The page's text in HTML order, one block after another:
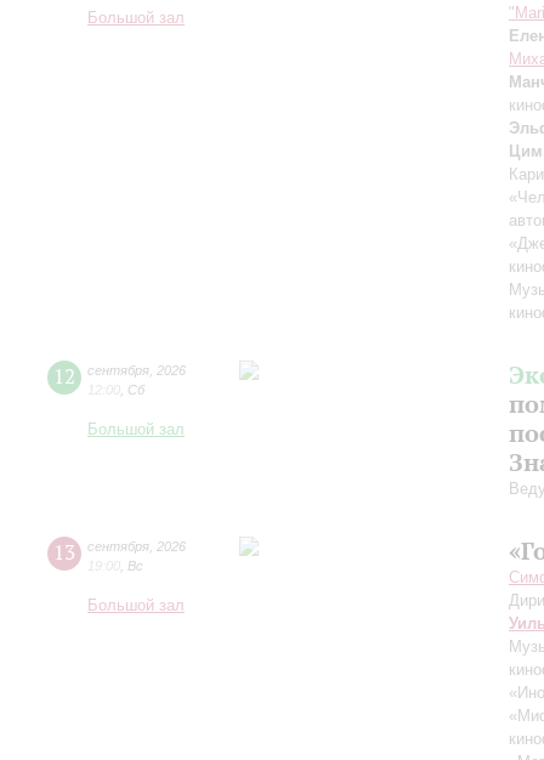
Большой зал
12 сентября 2026
12:00 Сб
Большой зал
13 сентября 2026
19:00 Вс
Большой зал